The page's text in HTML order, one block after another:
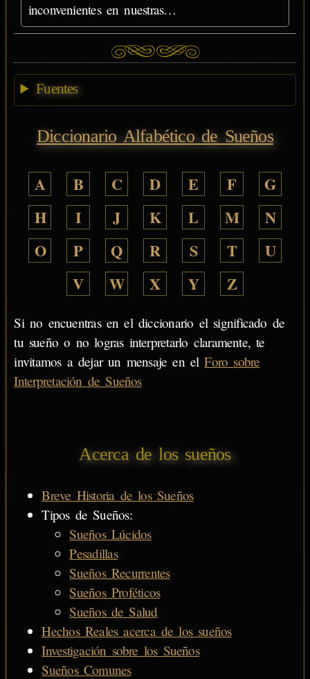
inconvenientes en nuestras…
Fuentes
Diccionario Alfabético de Sueños
A B C D E F
G
H
I J K L M
N
O
P Q R S T
U
V
W X Y Z
Si no encuentras en el diccionario el significado de
tu sueño o no logras interpretarlo claramente, te
invitamos a dejar un mensaje en elForo sobre
Interpretación de Sueños
Acerca de los sueños
Breve Historia de los Sueños
Tipos de Sueños:
Sueños Lúcidos
Pesadillas
Sueños Recurrentes
Sueños Proféticos
Sueños de Salud
Hechos Reales acerca de los sueños
Investigación sobre los Sueños
Sueños Comunes